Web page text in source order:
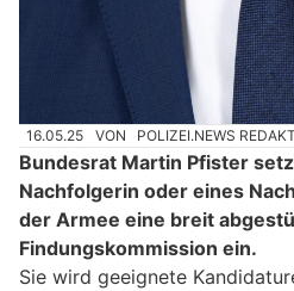
16.05.25 VON POLIZEI.NEWS
Bundesrat Martin Pfister
Nachfolgerin oder eines
der Armee eine breit
Findungskommission ein.
Sie wird geeignete